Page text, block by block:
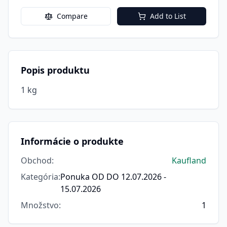
Compare Add to List
Popis produktu
1 kg
Informácie o produkte
Obchod:
Kaufland
Kategória:Ponuka OD DO 12.07.2026 -
15.07.2026
Množstvo: 1